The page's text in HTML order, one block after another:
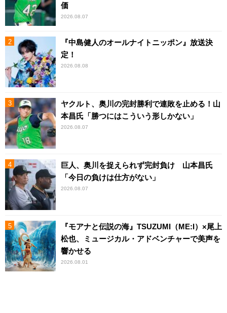
価
2026.08.07
『中島健人のオールナイトニッポン』放送決
定！
2026.08.08
ヤクルト、奥川の完封勝利で連敗を止める！山
本昌氏「勝つにはこういう形しかない」
2026.08.07
巨人、奥川を捉えられず完封負け 山本昌氏
「今日の負けは仕方がない」
2026.08.07
『モアナと伝説の海』TSUZUMI（ME:I）×尾上
松也、ミュージカル・アドベンチャーで美声を
響かせる
2026.08.01